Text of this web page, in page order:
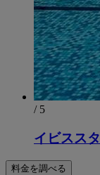
/ 5
イビスス
料金を調べる